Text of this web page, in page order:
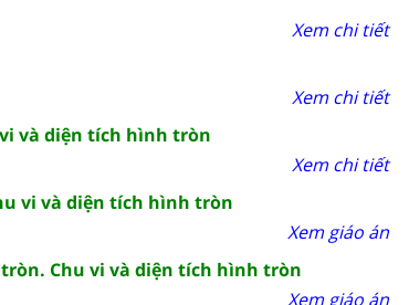
Xem chi tiết
Xem chi tiết
và diện tích hình tròn
Xem chi tiết
vi và diện tích hình tròn
Xem giáo án
Chu vi và diện tích hình tròn
Xem giáo án